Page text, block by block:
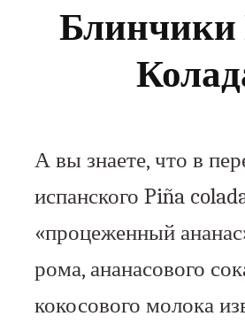
А вы знаете, что в
испанского Piña
«процеженный
рома, ананасового
кокосового молока